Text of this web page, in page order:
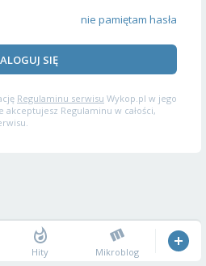
nie pamiętam hasła
SIĘ
Regulaminu serwisu Wykop.pl w jego
Regulaminu w całości,
Hity Mikroblog